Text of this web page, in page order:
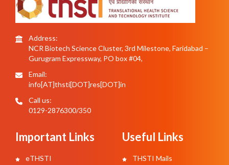
Address:
NCR Biotech Science Cluster, 3rd Milestone, Faridabad –
Gurugram Expressway, PO box #04,
Email:
info[AT]thsti[DOT]res[DOT]in
Call us:
0129-2876300/350
Important Links
eTHSTI
Useful Links
THSTI Mails